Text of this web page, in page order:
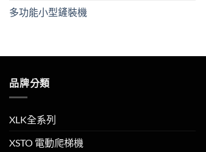
多功能小型鏟裝機
品牌分類
XLK全系列
XSTO 電動爬梯機